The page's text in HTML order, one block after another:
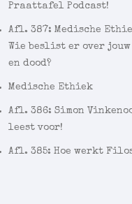
Praattafel Podcast!
Afl. 387: Medische
Wie beslist er over
en dood?
Medische Ethiek
Afl. 386: Simon
leest voor!
Afl. 385: Hoe werkt